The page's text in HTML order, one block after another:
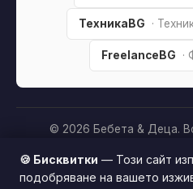
ТехникаBG ·
FreelanceBG ·
© 2026 Бебета & Деца.
Партньорско разкриване:
съдържа партньорски
🍪 Бисквитки — Този сайт
подобряване на вашето